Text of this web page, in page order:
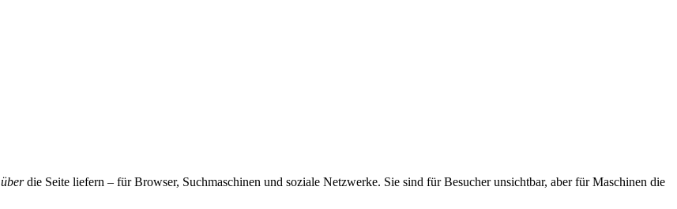
überdie Seite liefern – für Browser, Suchmaschinen und soziale Netzwerke. Sie sind für Besucher unsichtbar, aber für Maschinen die